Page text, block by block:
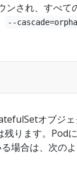
され、すべて
--
オブジ
残ります。Podに
場合は、次の